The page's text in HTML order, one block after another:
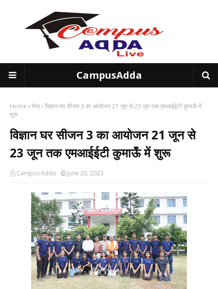
CampusAdda
Home मेरठ विज्ञान घर सीजन 3 का आयोजन 21 जून से 23 जून तक एमआईईटी कुमाऊँ में
शुरू
विज्ञान घर सीजन 3 का आयोजन 21 जून से
23 जून तक एमआईईटी कुमाऊँ में शुरू
Campus Adda June 20, 2023